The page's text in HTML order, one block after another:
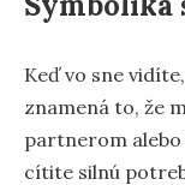
Keď vo sne
znamená to, že
partnerom
cítite silnú